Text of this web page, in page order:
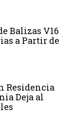
Balizas V16
a Partir de
Residencia
Deja al